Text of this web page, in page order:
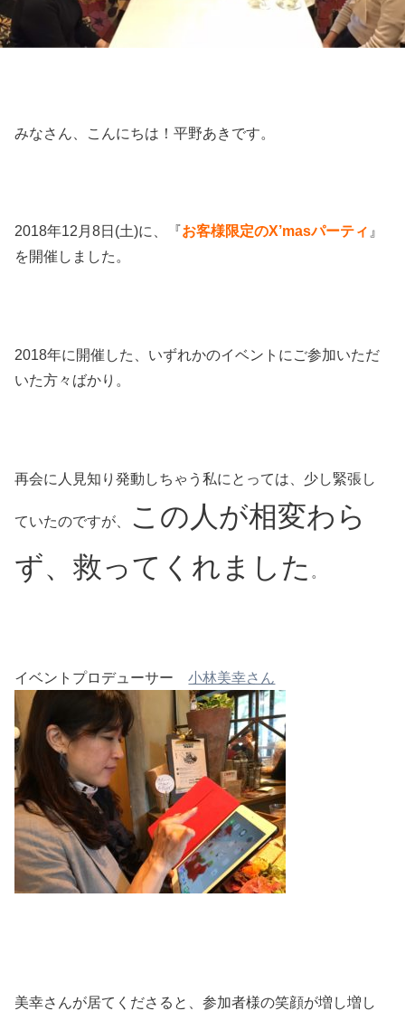
みなさん、こんにちは！平野あきです。
2018年12月8日(土)に、『お客様限定のX’masパーティ 』
を開催しました。
2018年に開催した、いずれかのイベントにご参加いただ
いた方々ばかり。
再会に人見知り発動しちゃう私にとっては、少し緊張し
ていたのですが、
この人が相変わら
ず、救ってくれました 。
イベントプロデューサー小林美幸さん
美幸さんが居てくださると、参加者様の笑顔が増し増し